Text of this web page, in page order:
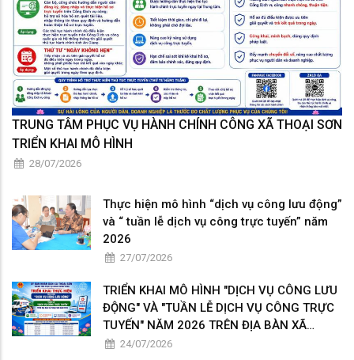
TRUNG TÂM PHỤC VỤ HÀNH CHÍNH CÔNG XÃ THOẠI SƠN
TRIỂN KHAI MÔ HÌNH
28/07/2026
Thực hiện mô hình “dịch vụ công lưu động”
và “ tuần lễ dịch vụ công trực tuyến” năm
2026
27/07/2026
TRIỂN KHAI MÔ HÌNH "DỊCH VỤ CÔNG LƯU
ĐỘNG" VÀ "TUẦN LỄ DỊCH VỤ CÔNG TRỰC
TUYẾN" NĂM 2026 TRÊN ĐỊA BÀN XÃ
THOẠI SƠN
24/07/2026